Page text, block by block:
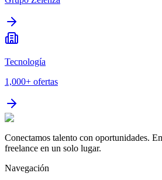
Tecnología
1,000+ ofertas
Conectamos talento con oportunidades.
freelance en un solo lugar.
Navegación